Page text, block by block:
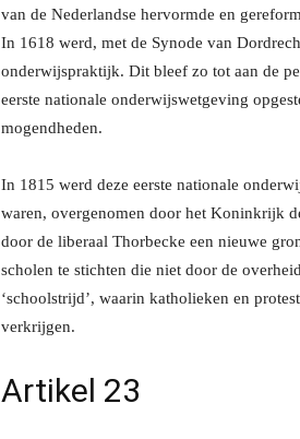
van de Nederlandse hervormde en
In 1618 werd, met de Synode van
onderwijspraktijk. Dit bleef zo tot aan de
eerste nationale onderwijswetgeving
mogendheden.
In 1815 werd deze eerste nationale
waren, overgenomen door het Koninkrijk
door de liberaal Thorbecke een nieuwe
scholen te stichten die niet door de
‘schoolstrijd’, waarin katholieken en
verkrijgen.
Artikel 23